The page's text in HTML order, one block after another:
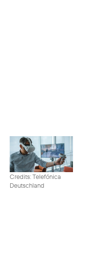
Credits: Telefónica
Deutschland